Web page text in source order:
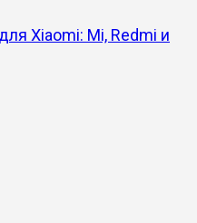
Xiaomi: Mi, Redmi и